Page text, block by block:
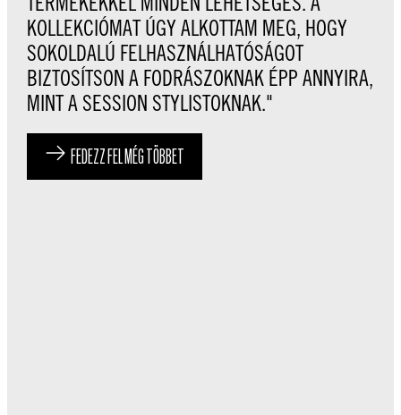
KOLLEKCIÓMAT ÚGY ALKOTTAM MEG, HOGY
SOKOLDALÚ FELHASZNÁLHATÓSÁGOT
BIZTOSÍTSON A FODRÁSZOKNAK ÉPP ANNYIRA,
MINT A SESSION STYLISTOKNAK."
FEDEZZ FEL MÉG TÖBBET